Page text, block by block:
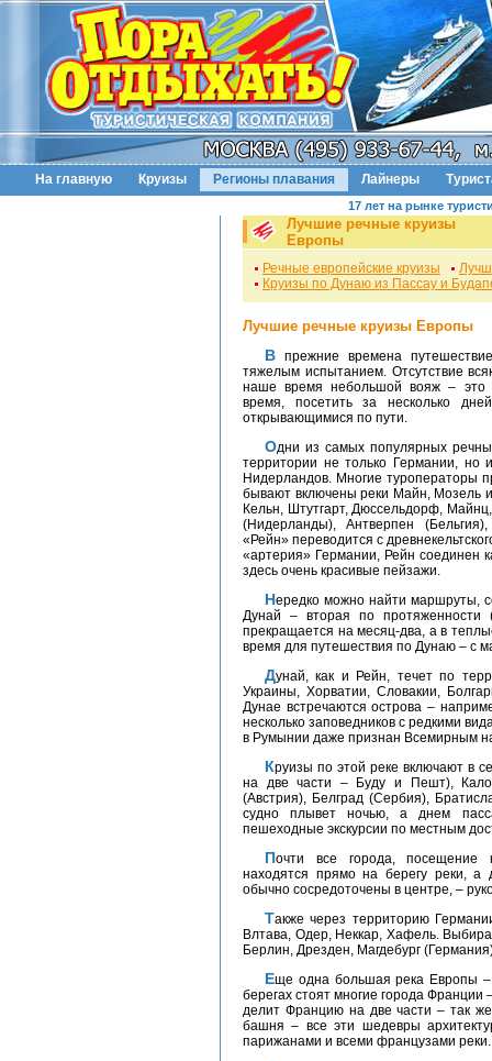
На главную Круизы Регионы плавания Лайнеры
17 лет на рынке
Лучшие речные круизы
Европы
Речные европейские круизы
Круизы по Дунаю из Пассау и
Лучшие речные круизы Европы
В прежние времена путешествие на корабле по реке было для большинства
тяжелым испытанием. Отсутствие
наше время небольшой вояж – это
время, посетить за несколько
открывающимися по пути.
Одни из самых популярных речных круизов – круизы по Рейну. Эта река течет по
территории не только Германии,
Нидерландов. Многие туроператоры
бывают включены реки Майн, Мозель и
Кельн, Штутгарт, Дюссельдорф,
(Нидерланды), Антверпен
«Рейн» переводится с
«артерия» Германии, Рейн соединен
здесь очень красивые пейзажи.
Нередко можно найти маршруты, совмещающие путешествие по Рейну и по Дунаю.
Дунай – вторая по
прекращается на месяц-два, а в
время для путешествия по Дунаю – с
Дунай, как и Рейн, течет по территории нескольких стран – Германии, Австрии,
Украины, Хорватии, Словакии,
Дунае встречаются острова –
несколько заповедников с редкими
в Румынии даже признан Всемирным
Круизы по этой реке включают в себя города: Будапешт (причем Дунай делит город
на две части – Буду и Пешт),
(Австрия), Белград (Сербия),
судно плывет ночью, а днем
пешеходные экскурсии по местным
Почти все города, посещение которых предусматривают круизы по Дунаю,
находятся прямо на берегу реки, а
обычно сосредоточены в центре, –
Также через территорию Германии (а заодно Чехии и Польши) текут реки Эльба,
Влтава, Одер, Неккар, Хафель.
Берлин, Дрезден, Магдебург
Еще одна большая река Европы – Сена, которой посвящено немало песен. На ее
берегах стоят многие города
делит Францию на две части – так
башня – все эти шедевры
парижанами и всеми французами реки.